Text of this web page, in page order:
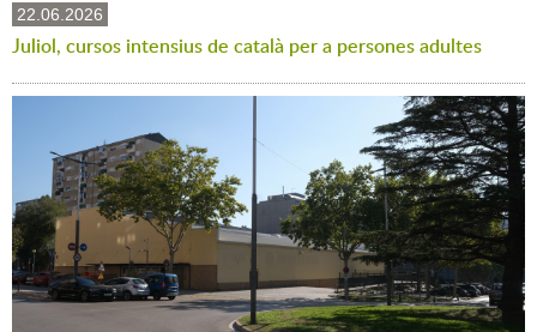
22.06.2026
Juliol, cursos intensius de català per a persones adultes